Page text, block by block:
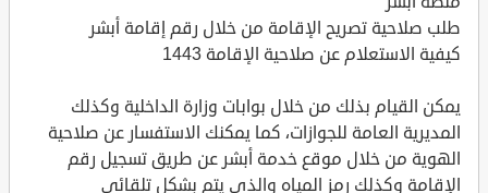
طلب صلاحية تصريح الإقامة من خلال رقم إقامة أبشر
كيفية الاستعلام عن صلاحية الإقامة 1443
يمكن القيام بذلك من خلال بوابات وزارة الداخلية وكذلك
المديرية العامة للجوازات، كما يمكنك الاستفسار عن صلاحية
الهوية من خلال موقع خدمة أبشر عن طريق تسجيل رقم
الإقامة وكذلك رمز المياه والذي يتم بشكل تلقائي